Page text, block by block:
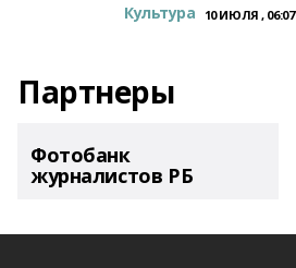
Культура 10 ИЮЛЯ , 06:07
Партнеры
Фотобанк
журналистов РБ